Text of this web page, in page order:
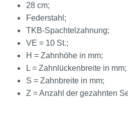
28 cm;
Federstahl;
TKB-Spachtelzahnung;
VE = 10 St.;
H = Zahnhöhe in mm;
L = Zahnlückenbreite in mm;
S = Zahnbreite in mm;
Z = Anzahl der gezahnten